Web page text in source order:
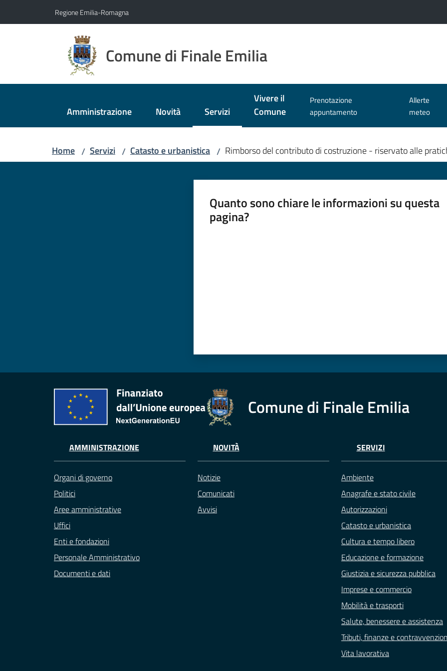
Regione Emilia-Romagna
Comune di Finale Emilia
Amministrazione Novità Servizi
Menu selezionato
Vivere il
Comune
Prenotazione
appuntamento
Allerte
meteo
Home / Servizi / Catasto e urbanistica / Rimborso del contributo di costruzione - riservato alle
Quanto sono chiare le informazioni su questa
pagina?
Comune di Finale Emilia
AMMINISTRAZIONE
Organi di governo
Politici
Aree amministrative
Uffici
Enti e fondazioni
Personale Amministrativo
Documenti e dati
NOVITÀ
Notizie
Comunicati
Avvisi
SERVIZI
Ambiente
Anagrafe e stato civile
Autorizzazioni
Catasto e urbanistica
Cultura e tempo libero
Educazione e formazione
Giustizia e sicurezza pubblica
Imprese e commercio
Mobilità e trasporti
Salute, benessere e assistenza
Tributi, finanze e
Vita lavorativa